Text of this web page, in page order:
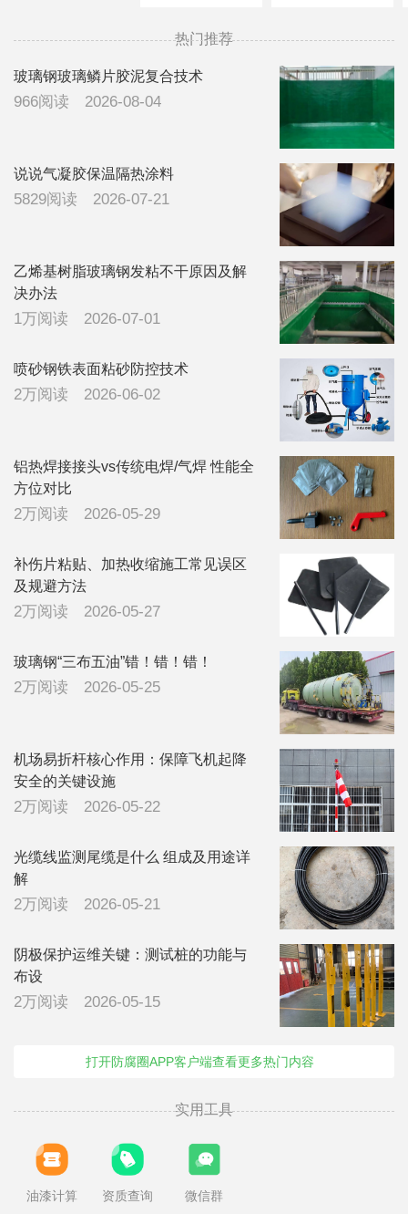
看有没有有经
验的领导指导
一下，广东地
热门推荐
玻璃钢玻璃鳞片胶泥复合技术
966阅读 2026-08-04
说说气凝胶保温隔热涂料
5829阅读 2026-07-21
乙烯基树脂玻璃钢发粘不干原因及解
决办法
1万阅读 2026-07-01
喷砂钢铁表面粘砂防控技术
2万阅读 2026-06-02
铝热焊接接头vs传统电焊/气焊 性能全
方位对比
2万阅读 2026-05-29
补伤片粘贴、加热收缩施工常见误区
及规避方法
2万阅读 2026-05-27
玻璃钢“三布五油”错！错！错！
2万阅读 2026-05-25
机场易折杆核心作用：保障飞机起降
安全的关键设施
2万阅读 2026-05-22
光缆线监测尾缆是什么 组成及用途详
解
2万阅读 2026-05-21
阴极保护运维关键：测试桩的功能与
布设
2万阅读 2026-05-15
打开防腐圈APP客户端查看更多热门内容
实用工具
油漆计算 资质查询 微信群